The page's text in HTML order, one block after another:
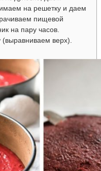
на решетку и даем
пищевой
на пару часов.
верх).